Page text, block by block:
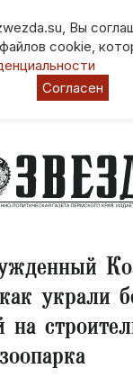
Вы
cookie,
Согласен
РФ
украли